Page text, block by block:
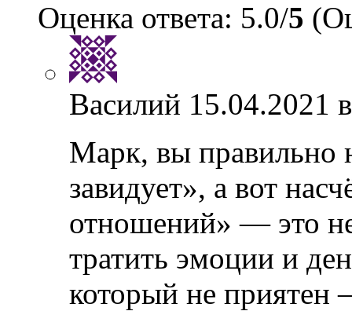
Оценка ответа: 5.0/5
Василий 15.04.2021
Марк, вы правильно
завидует», а вот
отношений» — это
тратить эмоции и
который не приятен